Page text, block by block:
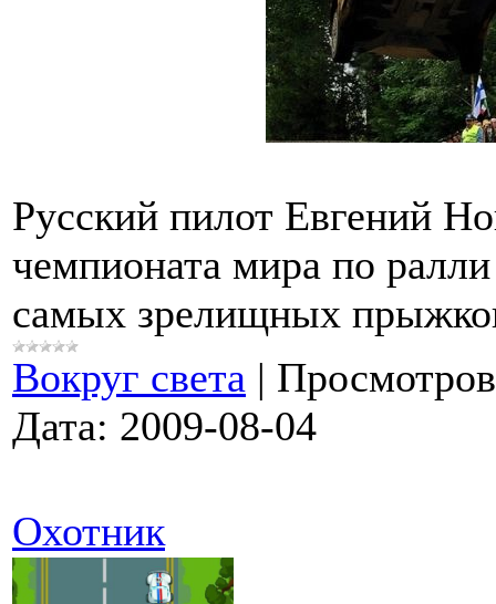
Русский пилот Евгений
чемпионата мира по
самых зрелищных
Вокруг света |
Дата: 2009-08-04
Охотник